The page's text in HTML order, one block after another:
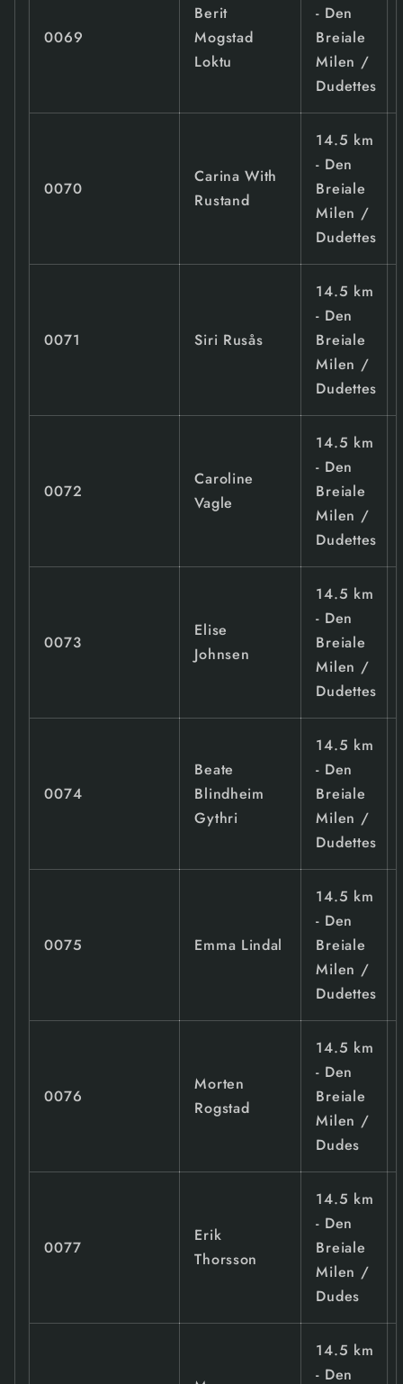
0069
Berit
Mogstad
Loktu
- Den
Breiale
Milen /
Dudettes
0070
Carina With
Rustand
14.5 km
- Den
Breiale
Milen /
Dudettes
0071 Siri Rusås
14.5 km
- Den
Breiale
Milen /
Dudettes
0072
Caroline
Vagle
14.5 km
- Den
Breiale
Milen /
Dudettes
0073
Elise
Johnsen
14.5 km
- Den
Breiale
Milen /
Dudettes
0074
Beate
Blindheim
Gythri
14.5 km
- Den
Breiale
Milen /
Dudettes
0075 Emma Lindal
14.5 km
- Den
Breiale
Milen /
Dudettes
0076
Morten
Rogstad
14.5 km
- Den
Breiale
Milen /
Dudes
0077
Erik
Thorsson
14.5 km
- Den
Breiale
Milen /
Dudes
14.5 km
- Den